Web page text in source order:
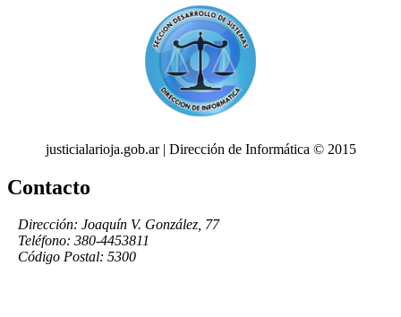
justicialarioja.gob.ar | Dirección de Informática © 2015
Contacto
Dirección: Joaquín V. González, 77
Teléfono: 380-4453811
Código Postal: 5300